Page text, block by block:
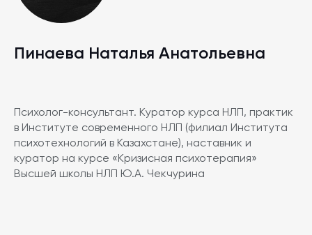
Пинаева Наталья Анатольевна
Психолог-консультант. Куратор курса НЛП, практик
в Институте современного НЛП (филиал Института
психотехнологий в Казахстане), наставник и
куратор на курсе «Кризисная психотерапия»
Высшей школы НЛП Ю.А. Чекчурина